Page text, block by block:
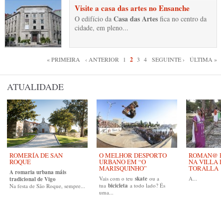
Visite a casa das artes no Ensanche
O edifício da Casa das Artes fica no centro da
cidade, em pleno...
« PRIMEIRA ‹ ANTERIOR 1 2 3 4 SEGUINTE › ÚLTIMA »
ATUALIDADE
ROMERÍA DE SAN
ROQUE
A romaria urbana máis
tradicional de Vigo
Na festa de São Roque, sempre...
O MELHOR DESPORTO
URBANO EM “O
MARISQUINHO”
Vais com o teu skate ou a
tua bicicleta a todo lado? És
uma...
ROMAN@
NA VILLA
TORALLA
A...